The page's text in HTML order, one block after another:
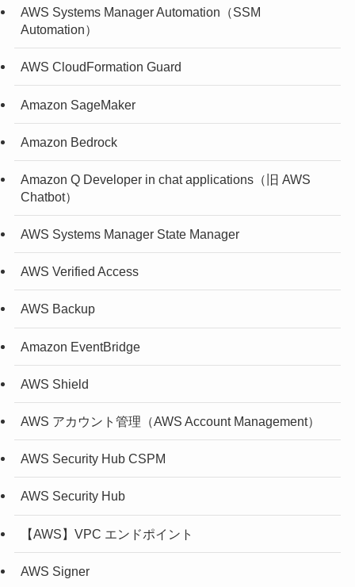
AWS Systems Manager Automation（SSM
Automation）
AWS CloudFormation Guard
Amazon SageMaker
Amazon Bedrock
Amazon Q Developer in chat applications（旧 AWS
Chatbot）
AWS Systems Manager State Manager
AWS Verified Access
AWS Backup
Amazon EventBridge
AWS Shield
AWS アカウント管理（AWS Account Management）
AWS Security Hub CSPM
AWS Security Hub
【AWS】VPC エンドポイント
AWS Signer